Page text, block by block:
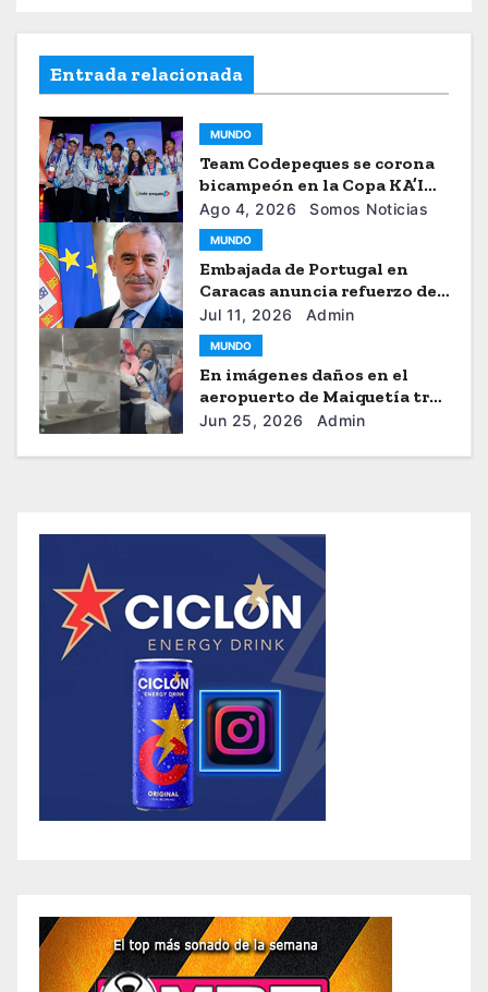
Entrada relacionada
MUNDO
Team Codepeques se corona
bicampeón en la Copa KA’I
2026
Ago 4, 2026 Somos Noticias
MUNDO
Embajada de Portugal en
Caracas anuncia refuerzo de
ayuda humanitaria
Jul 11, 2026 Admin
MUNDO
En imágenes daños en el
aeropuerto de Maiquetía tras
los sismos
Jun 25, 2026 Admin